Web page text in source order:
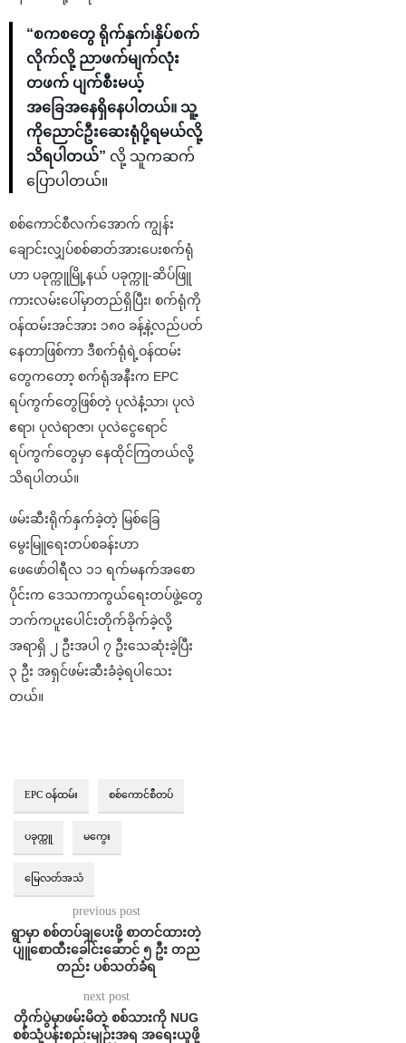
“စကစတွေ ရိုက်နှက်၊နှိပ်စက်
လိုက်လို့ ညာဖက်မျက်လုံး
တဖက် ပျက်စီးမယ့်
အခြေအနေရှိနေပါတယ်။ သူ့
ကိုညောင်ဦးဆေးရုံပို့ရမယ်လို့
သိရပါတယ်” လို့ သူကဆက်
ပြောပါတယ်။
စစ်ကောင်စီလက်အောက် ကျွန်း
ချောင်းလျှပ်စစ်ဓာတ်အားပေးစက်ရုံ
ဟာ ပခုက္ကူမြို့နယ် ပခုက္ကူ-ဆိပ်ဖြူ
ကားလမ်းပေါ်မှာတည်ရှိပြီး၊ စက်ရုံကို
ဝန်ထမ်းအင်အား ၁၈၀ ခန့်နဲ့လည်ပတ်
နေတာဖြစ်ကာ ဒီစက်ရုံရဲ့ဝန်ထမ်း
တွေကတော့ စက်ရုံအနီးက EPC
ရပ်ကွက်တွေဖြစ်တဲ့ ပုလဲနံ့သာ၊ ပုလဲ
ဧရာ၊ ပုလဲရာဇာ၊ ပုလဲငွေရောင်
ရပ်ကွက်တွေမှာ နေထိုင်ကြတယ်လို့
သိရပါတယ်။
ဖမ်းဆီးရိုက်နှက်ခဲ့တဲ့ မြစ်ခြေ
မွေးမြူရေးတပ်စခန်းဟာ
ဖေဖော်ဝါရီလ ၁၁ ရက်မနက်အစော
ပိုင်းက ဒေသကာကွယ်ရေးတပ်ဖွဲ့တွေ
ဘက်ကပူးပေါင်းတိုက်ခိုက်ခဲ့လို့
အရာရှိ ၂ ဦးအပါ ၇ ဦးသေဆုံးခဲ့ပြီး
၃ ဦး အရှင်ဖမ်းဆီးခံခဲ့ရပါသေး
တယ်။
EPC ဝန်ထမ်း စစ်ကောင်စီတပ်
ပခုက္ကူ မကွေး
မြေလတ်အသံ
previous post
ရွာမှာ စစ်တပ်ချပေးဖို့ စာတင်ထားတဲ့
ပျူစောထီးခေါင်းဆောင် ၅ ဦး တည
တည်း ပစ်သတ်ခံရ
next post
တိုက်ပွဲမှာဖမ်းမိတဲ့ စစ်သားကို NUG
စစ်သုံ့ပန်းစည်းမျဉ်းအရ အရေးယူဖို့